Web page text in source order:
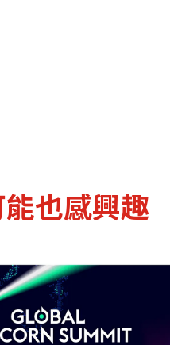
也感興趣